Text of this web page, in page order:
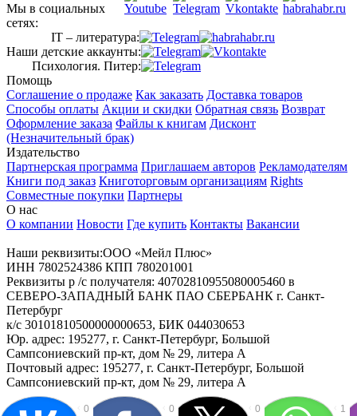
0 0 0 1
Мы в социальных
сетях:
IT – литература:
Наши детские аккаунты:
Психология. Питер:
Помощь
Соглашение о продаже Как заказать Доставка товаров
Способы оплаты Акции и скидки Обратная связь Возврат
Оформление заказа Файлы к книгам Дисконт
(Незначительный брак)
Издательство
Партнерская программа Приглашаем авторов Рекламодателям
Книги под заказ Книготорговым организациям Rights
Совместные покупки Партнеры
О нас
О компании Новости Где купить Контакты Вакансии
Наши реквизиты:ООО «Мейл Плюс»
ИНН 7802524386 КПП 780201001
Реквизиты р /с получателя: 40702810955080005460 в
СЕВЕРО-ЗАПАДНЫЙ БАНК ПАО СБЕРБАНК г. Санкт-
Петербург
к/с 30101810500000000653, БИК 044030653
Юр. адрес: 195277, г. Санкт-Петербург, Большой
Сампсониевский пр-кт, дом № 29, литера А
Почтовый адрес: 195277, г. Санкт-Петербург, Большой
Сампсониевский пр-кт, дом № 29, литера А